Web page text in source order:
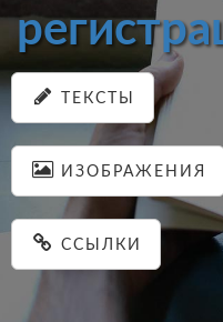
ТЕКСТЫ
ИЗОБРАЖЕНИЯ
ССЫЛКИ